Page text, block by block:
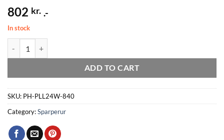
802 kr. .-
In stock
ADD TO CART
SKU: PH-PLL24W-840
Category:Sparperur